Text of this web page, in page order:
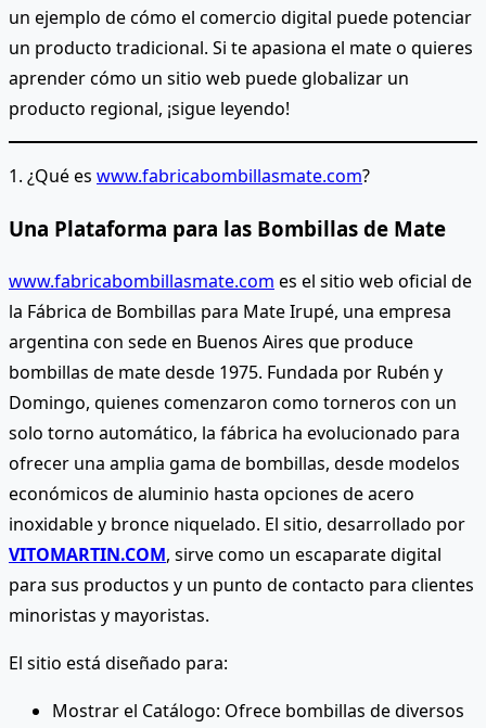
un ejemplo de cómo el comercio digital puede potenciar
un producto tradicional. Si te apasiona el mate o quieres
aprender cómo un sitio web puede globalizar un
producto regional, ¡sigue leyendo!
1. ¿Qué es www.fabricabombillasmate.com?
Una Plataforma para las Bombillas de Mate
www.fabricabombillasmate.com es el sitio web oficial de
la Fábrica de Bombillas para Mate Irupé, una empresa
argentina con sede en Buenos Aires que produce
bombillas de mate desde 1975. Fundada por Rubén y
Domingo, quienes comenzaron como torneros con un
solo torno automático, la fábrica ha evolucionado para
ofrecer una amplia gama de bombillas, desde modelos
económicos de aluminio hasta opciones de acero
inoxidable y bronce niquelado. El sitio, desarrollado por
VITOMARTIN.COM, sirve como un escaparate digital
para sus productos y un punto de contacto para clientes
minoristas y mayoristas.
El sitio está diseñado para:
Mostrar el Catálogo: Ofrece bombillas de diversos